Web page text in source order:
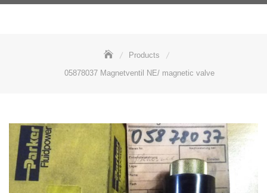
Products
05878037 Magnetventil NE/ magnetic valve